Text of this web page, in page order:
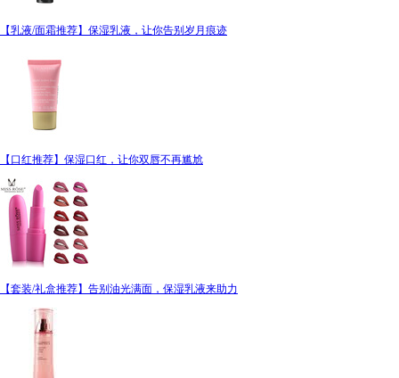
【乳液/面霜推荐】保湿乳液，让你告别岁月痕迹
【口红推荐】保湿口红，让你双唇不再尴尬
【套装/礼盒推荐】告别油光满面，保湿乳液来助力